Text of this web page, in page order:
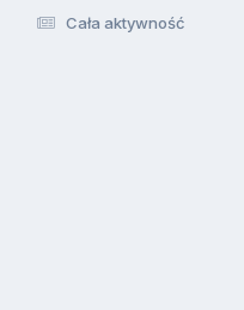
Cała aktywność